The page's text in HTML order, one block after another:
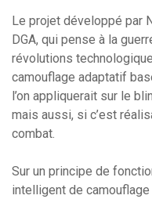
Le projet développé par
DGA, qui pense à la
révolutions
camouflage adaptatif
l’on appliquerait sur le
mais aussi, si c’est
combat.
Sur un principe de
intelligent de camouflage